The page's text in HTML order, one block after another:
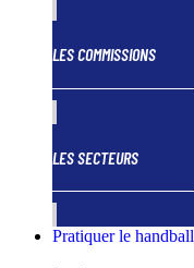
LES COMMISSIONS
LES SECTEURS
Pratiquer le handball